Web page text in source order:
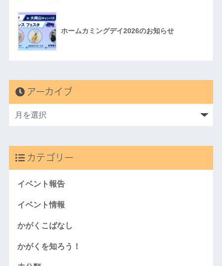
ホームカミングデイ2026のお知らせ
アーカイブ
カテゴリー
イベント報告
イベント情報
かがくこばなし
かがくを知ろう！